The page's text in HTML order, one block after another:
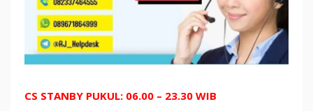
CS STANBY PUKUL: 06.00 – 23.30 WIB